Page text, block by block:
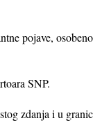
pojave,
SNP.
zdanja i u